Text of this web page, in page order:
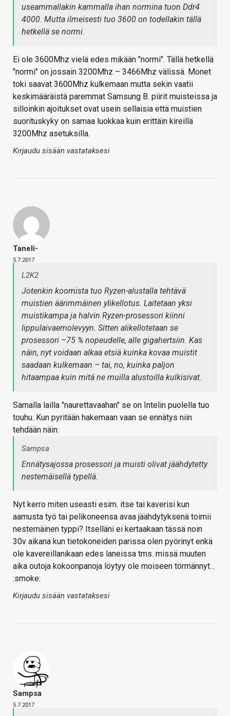
useammallakin kammalla ihan normina tuon Ddr4
4000. Mutta ilmeisesti tuo 3600 on todellakin tällä
hetkellä se normi.
Ei ole 3600Mhz vielä edes mikään "normi". Tällä hetkellä
"normi" on jossain 3200Mhz – 3466Mhz välissä. Monet
toki saavat 3600Mhz kulkemaan mutta sekin vaatii
keskimääräistä paremmat Samsung B. piirit muisteissa ja
silloinkin ajoitukset ovat usein sellaisia että muistien
suorituskyky on samaa luokkaa kuin erittäin kireillä
3200Mhz asetuksilla.
Kirjaudu sisään vastataksesi
Taneli-
5.7.2017
L2K2
Jotenkin koomista tuo Ryzen-alustalla tehtävä
muistien äärimmäinen ylikellotus. Laitetaan yksi
muistikampa ja halvin Ryzen-prosessori kiinni
lippulaivaemolevyyn. Sitten alikellotetaan se
prosessori –75 % nopeudelle, alle gigahertsiin. Kas
näin, nyt voidaan alkaa etsiä kuinka kovaa muistit
saadaan kulkemaan – tai, no, kuinka paljon
hitaampaa kuin mitä ne muilla alustoilla kulkisivat.
Samalla lailla "naurettavaahan" se on Intelin puolella tuo
touhu. Kun pyritään hakemaan vaan se ennätys niin
tehdään näin:
Sampsa
Ennätysajossa prosessori ja muisti olivat jäähdytetty
nestemäisellä typellä.
Nyt kerro miten useasti esim. itse tai kaverisi kun
aamusta työ tai pelikoneensa avaa jäähdytyksenä toimii
nestemäinen typpi? Itselläni ei kertaakaan tässä noin
30v aikana kun tietokoneiden parissa olen pyörinyt enkä
ole kavereillanikaan edes laneissa tms. missä muuten
aika outoja kokoonpanoja löytyy ole moiseen törmännyt…
:smoke:
Kirjaudu sisään vastataksesi
Sampsa
5.7.2017